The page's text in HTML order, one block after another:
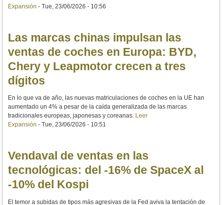
Expansión - Tue, 23/06/2026 - 10:56
Las marcas chinas impulsan las
ventas de coches en Europa: BYD,
Chery y Leapmotor crecen a tres
dígitos
En lo que va de año, las nuevas matriculaciones de coches en la UE han
aumentado un 4% a pesar de la caída generalizada de las marcas
tradicionales europeas, japonesas y coreanas. Leer
Expansión - Tue, 23/06/2026 - 10:51
Vendaval de ventas en las
tecnológicas: del -16% de SpaceX al
-10% del Kospi
El temor a subidas de tipos más agresivas de la Fed aviva la tentación de